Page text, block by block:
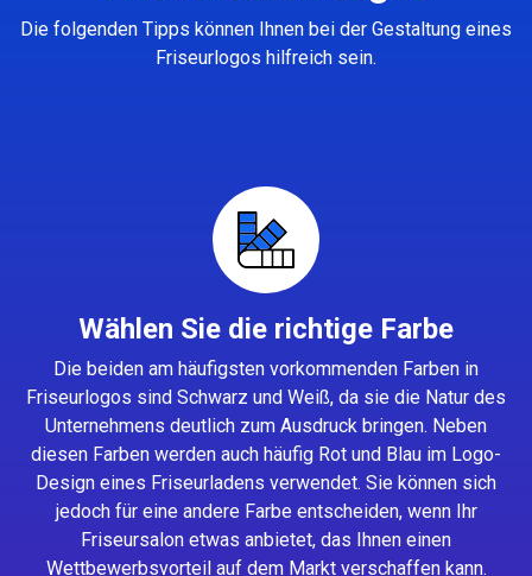
Die folgenden Tipps können Ihnen bei der Gestaltung eines
Friseurlogos hilfreich sein.
Wählen Sie die richtige Farbe
Die beiden am häufigsten vorkommenden Farben in
Friseurlogos sind Schwarz und Weiß, da sie die Natur des
Unternehmens deutlich zum Ausdruck bringen. Neben
diesen Farben werden auch häufig Rot und Blau im Logo-
Design eines Friseurladens verwendet. Sie können sich
jedoch für eine andere Farbe entscheiden, wenn Ihr
Friseursalon etwas anbietet, das Ihnen einen
Wettbewerbsvorteil auf dem Markt verschaffen kann.